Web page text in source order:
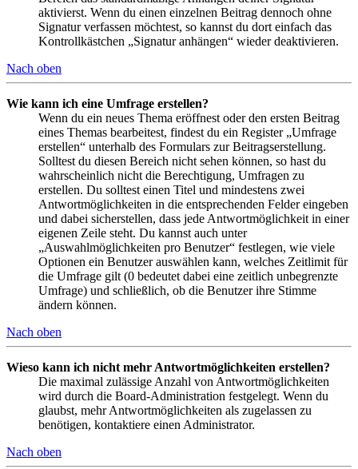
aktivierst. Wenn du einen einzelnen Beitrag dennoch ohne
Signatur verfassen möchtest, so kannst du dort einfach das
Kontrollkästchen „Signatur anhängen“ wieder deaktivieren.
Nach oben
Wie kann ich eine Umfrage erstellen?
Wenn du ein neues Thema eröffnest oder den ersten Beitrag
eines Themas bearbeitest, findest du ein Register „Umfrage
erstellen“ unterhalb des Formulars zur Beitragserstellung.
Solltest du diesen Bereich nicht sehen können, so hast du
wahrscheinlich nicht die Berechtigung, Umfragen zu
erstellen. Du solltest einen Titel und mindestens zwei
Antwortmöglichkeiten in die entsprechenden Felder eingeben
und dabei sicherstellen, dass jede Antwortmöglichkeit in einer
eigenen Zeile steht. Du kannst auch unter
„Auswahlmöglichkeiten pro Benutzer“ festlegen, wie viele
Optionen ein Benutzer auswählen kann, welches Zeitlimit für
die Umfrage gilt (0 bedeutet dabei eine zeitlich unbegrenzte
Umfrage) und schließlich, ob die Benutzer ihre Stimme
ändern können.
Nach oben
Wieso kann ich nicht mehr Antwortmöglichkeiten erstellen?
Die maximal zulässige Anzahl von Antwortmöglichkeiten
wird durch die Board-Administration festgelegt. Wenn du
glaubst, mehr Antwortmöglichkeiten als zugelassen zu
benötigen, kontaktiere einen Administrator.
Nach oben